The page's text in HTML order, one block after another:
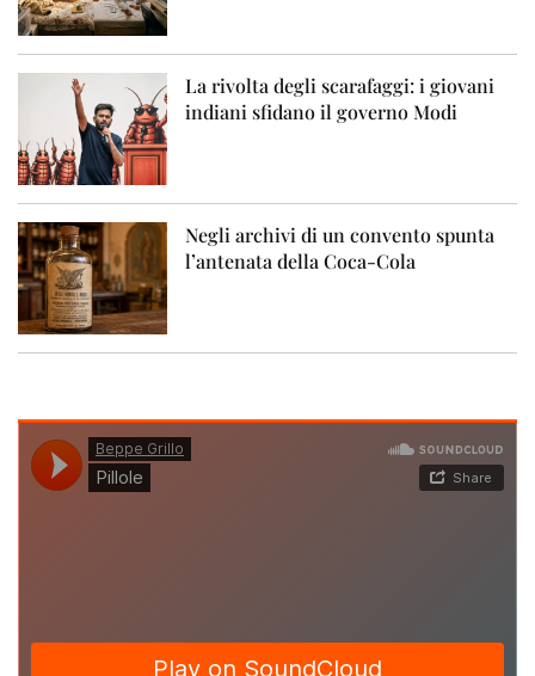
La rivolta degli scarafaggi: i giovani
indiani sfidano il governo Modi
Negli archivi di un convento spunta
l’antenata della Coca-Cola